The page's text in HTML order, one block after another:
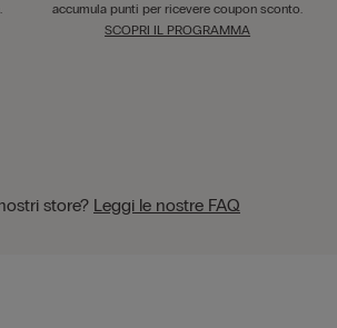
accumula punti per ricevere coupon sconto.
SCOPRI IL PROGRAMMA
store? Leggi le nostre FAQ